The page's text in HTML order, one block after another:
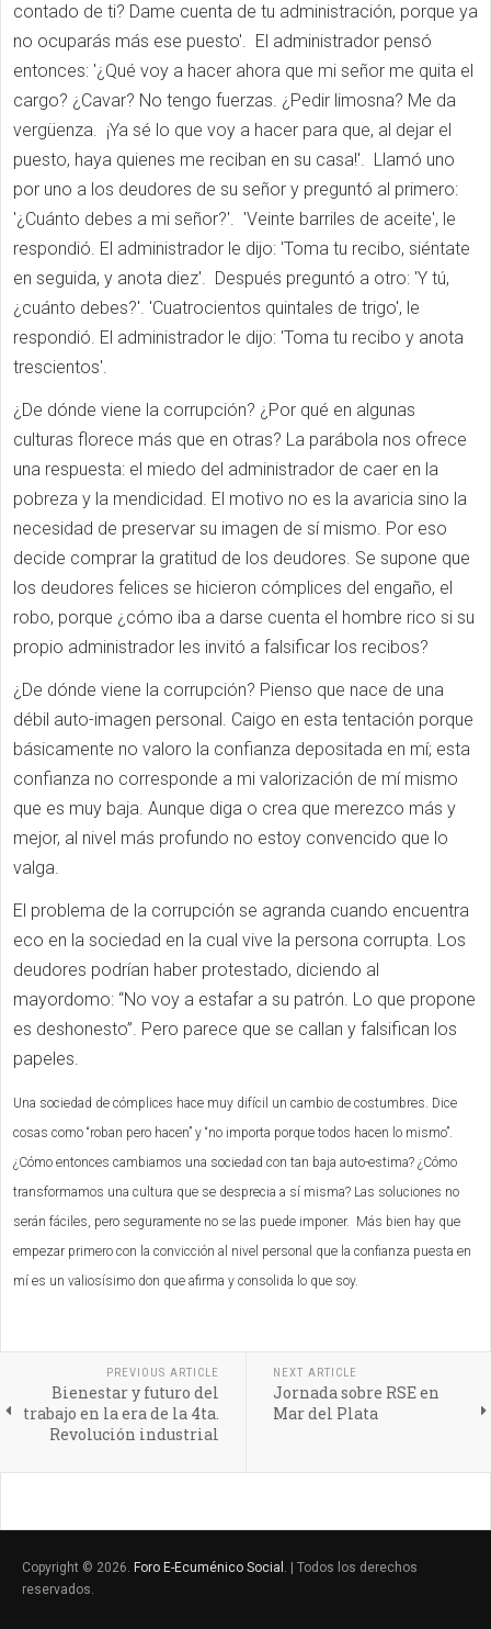
contado de ti? Dame cuenta de tu administración, porque ya
no ocuparás más ese puesto'. El administrador pensó
entonces: '¿Qué voy a hacer ahora que mi señor me quita el
cargo? ¿Cavar? No tengo fuerzas. ¿Pedir limosna? Me da
vergüenza. ¡Ya sé lo que voy a hacer para que, al dejar el
puesto, haya quienes me reciban en su casa!'. Llamó uno
por uno a los deudores de su señor y preguntó al primero:
'¿Cuánto debes a mi señor?'. 'Veinte barriles de aceite', le
respondió. El administrador le dijo: 'Toma tu recibo, siéntate
en seguida, y anota diez'. Después preguntó a otro: 'Y tú,
¿cuánto debes?'. 'Cuatrocientos quintales de trigo', le
respondió. El administrador le dijo: 'Toma tu recibo y anota
trescientos'.
¿De dónde viene la corrupción? ¿Por qué en algunas
culturas florece más que en otras? La parábola nos ofrece
una respuesta: el miedo del administrador de caer en la
pobreza y la mendicidad. El motivo no es la avaricia sino la
necesidad de preservar su imagen de sí mismo. Por eso
decide comprar la gratitud de los deudores. Se supone que
los deudores felices se hicieron cómplices del engaño, el
robo, porque ¿cómo iba a darse cuenta el hombre rico si su
propio administrador les invitó a falsificar los recibos?
¿De dónde viene la corrupción? Pienso que nace de una
débil auto-imagen personal. Caigo en esta tentación porque
básicamente no valoro la confianza depositada en mí; esta
confianza no corresponde a mi valorización de mí mismo
que es muy baja. Aunque diga o crea que merezco más y
mejor, al nivel más profundo no estoy convencido que lo
valga.
El problema de la corrupción se agranda cuando encuentra
eco en la sociedad en la cual vive la persona corrupta. Los
deudores podrían haber protestado, diciendo al
mayordomo: “No voy a estafar a su patrón. Lo que propone
es deshonesto”. Pero parece que se callan y falsifican los
papeles.
Una sociedad de cómplices hace muy difícil un cambio de costumbres. Dice
cosas como “roban pero hacen” y “no importa porque todos hacen lo mismo”.
¿Cómo entonces cambiamos una sociedad con tan baja auto-estima? ¿Cómo
transformamos una cultura que se desprecia a sí misma? Las soluciones no
serán fáciles, pero seguramente no se las puede imponer. Más bien hay que
empezar primero con la convicción al nivel personal que la confianza puesta en
mí es un valiosísimo don que afirma y consolida lo que soy.
PREVIOUS ARTICLE
Bienestar y futuro del
trabajo en la era de la 4ta.
Revolución industrial
NEXT ARTICLE
Jornada sobre RSE en
Mar del Plata
Copyright © 2026. Foro E-Ecuménico Social . | Todos los derechos
reservados.